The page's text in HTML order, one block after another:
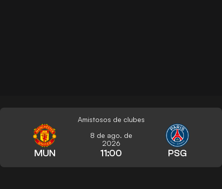
Amistosos de clubes
MUN
8 de ago. de
2026
11:00 PSG